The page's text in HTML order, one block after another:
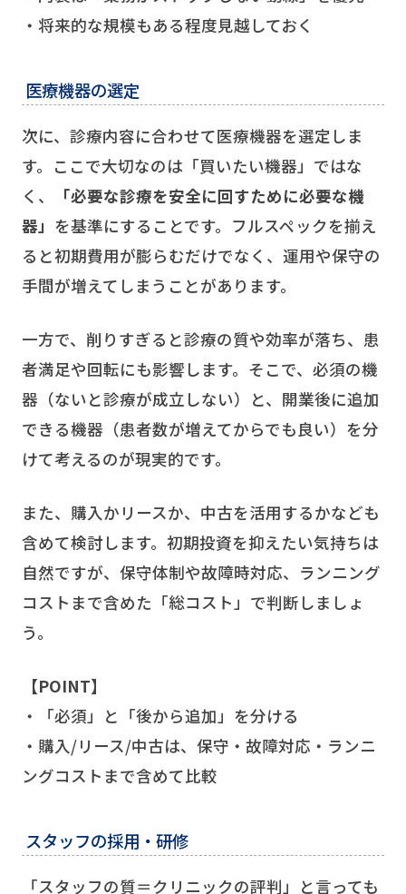
・将来的な規模もある程度見越しておく
医療機器の選定
次に、診療内容に合わせて医療機器を選定しま
す。ここで大切なのは「買いたい機器」ではな
く、
「必要な診療を安全に回すために必要な機
器」 を基準にすることです。フルスペックを揃え
ると初期費用が膨らむだけでなく、運用や保守の
手間が増えてしまうことがあります。
一方で、削りすぎると診療の質や効率が落ち、患
者満足や回転にも影響します。そこで、必須の機
器（ないと診療が成立しない）と、開業後に追加
できる機器（患者数が増えてからでも良い）を分
けて考えるのが現実的です。
また、購入かリースか、中古を活用するかなども
含めて検討します。初期投資を抑えたい気持ちは
自然ですが、保守体制や故障時対応、ランニング
コストまで含めた「総コスト」で判断しましょ
う。
【POINT】
・「必須」と「後から追加」を分ける
・購入/リース/中古は、保守・故障対応・ランニ
ングコストまで含めて比較
スタッフの採用・研修
「スタッフの質＝クリニックの評判」と言っても